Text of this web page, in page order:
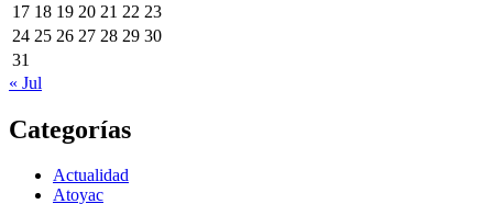
17 18 19 20 21 22 23
24 25 26 27 28 29 30
31
« Jul
Categorías
Actualidad
Atoyac